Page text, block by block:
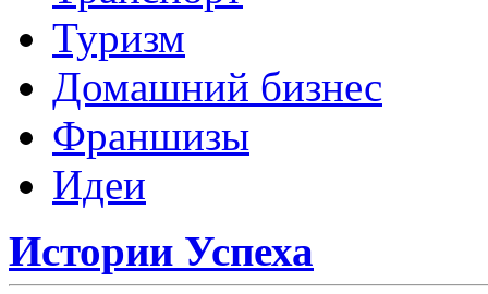
Туризм
Домашний бизнес
Франшизы
Идеи
Истории Успеха